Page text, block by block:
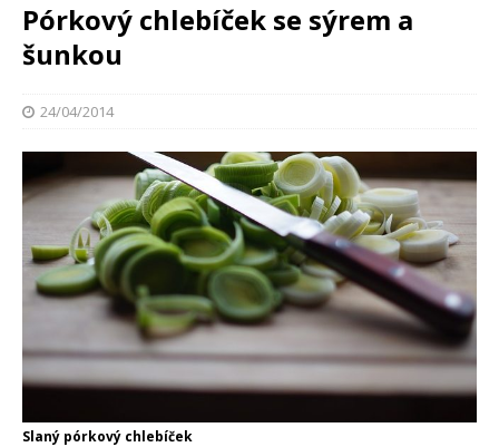
Pórkový chlebíček se sýrem a
šunkou
24/04/2014
Slaný pórkový chlebíček